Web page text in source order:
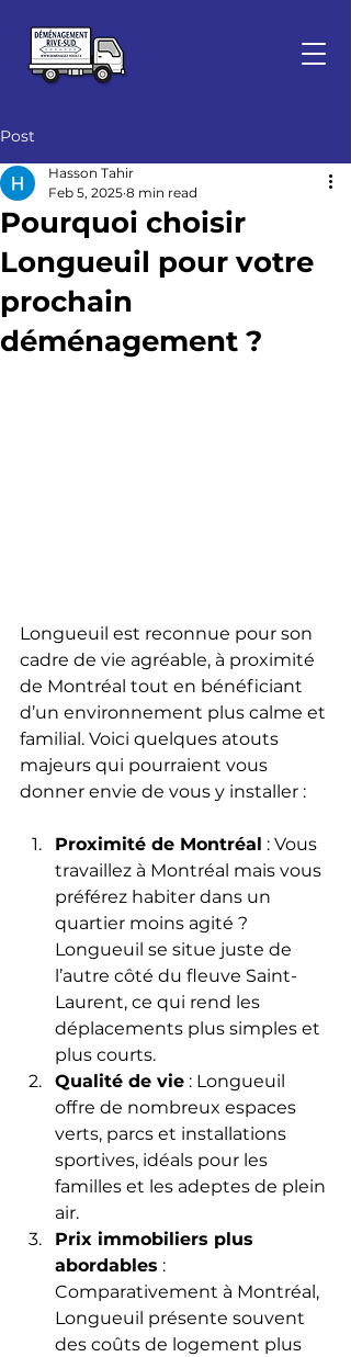
Post
Pourquoi choisir
Longueuil pour votre
prochain
déménagement ?
Hasson Tahir
Feb 5, 2025 8 min read
Longueuil est reconnue pour son
cadre de vie agréable, à proximité
de Montréal tout en bénéficiant
d’un environnement plus calme et
familial. Voici quelques atouts
majeurs qui pourraient vous
donner envie de vous y installer :
Proximité de Montréal : Vous
travaillez à Montréal mais vous
préférez habiter dans un
quartier moins agité ?
Longueuil se situe juste de
l’autre côté du fleuve Saint-
Laurent, ce qui rend les
déplacements plus simples et
plus courts.
Qualité de vie : Longueuil
offre de nombreux espaces
verts, parcs et installations
sportives, idéals pour les
familles et les adeptes de plein
air.
Prix immobiliers plus
abordables :
Comparativement à Montréal,
Longueuil présente souvent
des coûts de logement plus